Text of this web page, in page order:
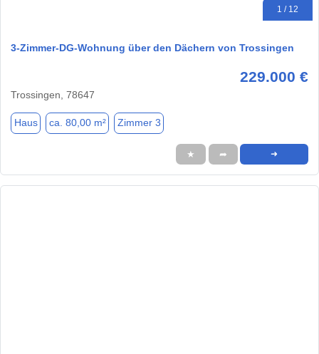
1 / 12
3-Zimmer-DG-Wohnung über den Dächern von Trossingen
229.000 €
Trossingen, 78647
Haus ca. 80,00 m² Zimmer 3
★ ➦ ➜